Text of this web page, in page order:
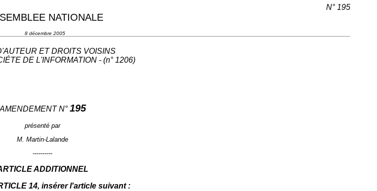
N° 195
NATIONALE
8 décembre 2005
ET DROITS VOISINS
DE L'INFORMATION - (n° 1206)
AMENDEMENT N° 195
présenté par
M. Martin-Lalande
----------
ADDITIONNEL
14, insérer l'article suivant :